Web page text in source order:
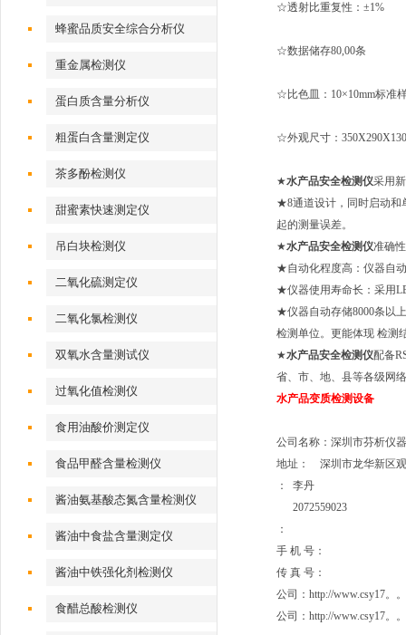
蜂蜜品质安全综合分析仪
重金属检测仪
蛋白质含量分析仪
粗蛋白含量测定仪
茶多酚检测仪
甜蜜素快速测定仪
吊白块检测仪
二氧化硫测定仪
二氧化氯检测仪
双氧水含量测试仪
过氧化值检测仪
食用油酸价测定仪
食品甲醛含量检测仪
酱油氨基酸态氮含量检测仪
酱油中食盐含量测定仪
酱油中铁强化剂检测仪
食醋总酸检测仪
☆透射比重复性：±1%
☆数据储存80,00条
☆比色皿：10×10mm标准
☆外观尺寸：
★水产品安全检测仪采用
★8通道设计，同时启动和
起的测量误差。
★水产品安全检测仪准确
★自动化程度高：仪器自
★仪器使用寿命长：采用
★仪器自动存储8000条以
检测单位。更能体现 检测
★水产品安全检测仪配备
省、市、地、县等各级网
水产品变质检测设备
公司名称：深圳市芬析仪
地址： 深圳市龙华新区
： 李丹
2072559023
：
手 机 号：
传 真 号
公司：http://www.csy17。
公司：http://